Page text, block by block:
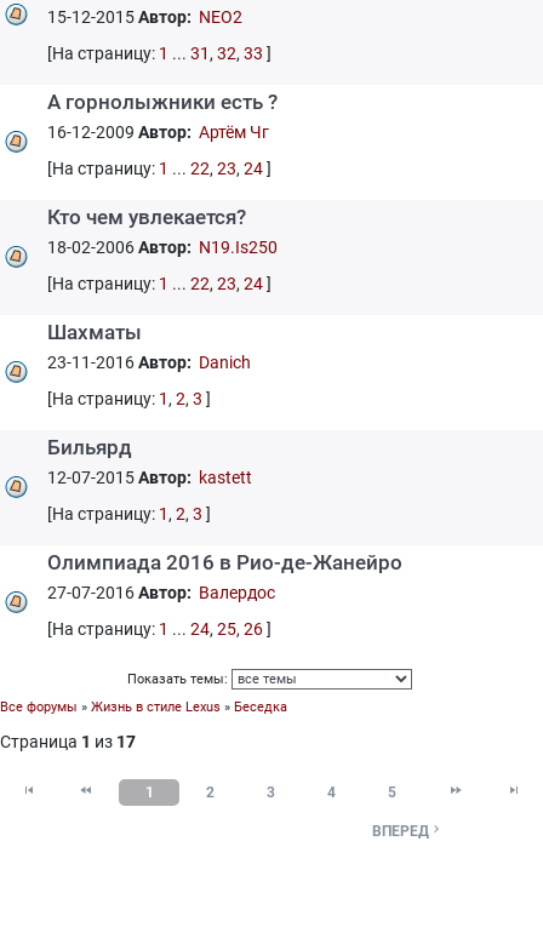
15-12-2015Автор: NEO2
[На страницу: 1 ... 31 , 32, 33 ]
А горнолыжники есть ?
16-12-2009 Автор: Артём Чг
[На страницу: 1 ... 22, 23, 24]
Кто чем увлекается?
18-02-2006Автор: N19.Is250
[На страницу: 1 ... 22, 23, 24]
Шахматы
23-11-2016Автор: Danich
[На страницу: 1 , 2, 3 ]
Бильярд
12-07-2015Автор: kastett
[На страницу: 1 , 2, 3 ]
Олимпиада 2016 в Рио-де-Жанейро
27-07-2016Автор: Валердос
[На страницу: 1 ... 24, 25, 26]
Показать темы:
Все форумы » Жизнь в стиле Lexus » Беседка
Страница 1 из 17
  1 2 3 4 5  
ВПЕРЕД 